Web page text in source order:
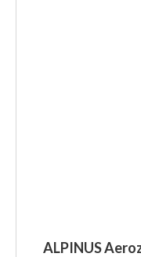
ALPINUS